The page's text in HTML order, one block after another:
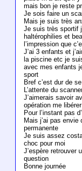
mais bon je reste
Je sois faire un
Mais je suis très
Je suis très sportif
haltérophilies et
l’impression que
J’ai 3 enfants et
la piscine etc je
avec mes enfants
sport
Bref c’est dur de
L’attente du
J’aimerais savoir
opération me
Pour l’instant pas
Mais j’ai pas envie
permanente
Je suis assez
choc pour moi
J’espère retrouver
question
Bonne journée